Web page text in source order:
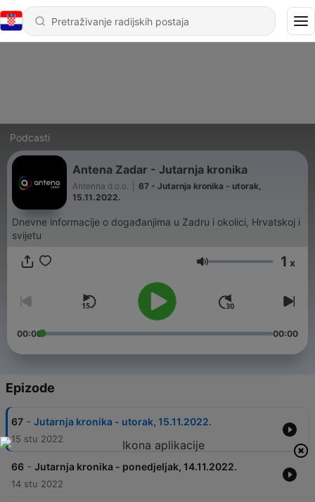
Podcasti
Antena Zadar - Jutarnja kronika
Antenna d.o.o.
67 - Jutarnja kronika - utorak,
15.11.2022.
Dnevne informacije o događanjima u Zadru i okolici, Hrvatskoj i
svijetu
Glasnoća 1 x
00:00 00:00
Epizode
67 - Jutarnja kronika - utorak, 15.11.2022.
15 stu 2022
66 - Jutarnja kronika - ponedjeljak, 14.11.2022.
14 stu 2022